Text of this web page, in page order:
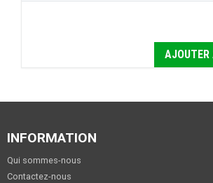
AJOUTER
INFORMATION
Qui sommes-nous
Contactez-nous